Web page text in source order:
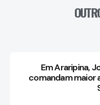
Em Araripina,
comandam maior